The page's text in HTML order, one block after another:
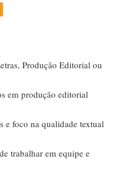
Produção Editorial ou
em produção editorial
e foco na qualidade textual
trabalhar em equipe e